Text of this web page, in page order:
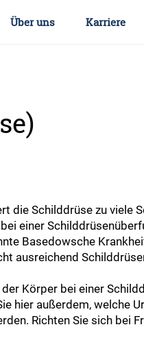
Über uns Karriere
die Schilddrüse zu viele
einer
Basedowsche
ausreichend
Körper bei einer
hier außerdem, welche
Richten Sie sich bei